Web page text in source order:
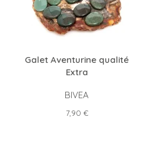
Galet Aventurine qualité
Extra
BIVEA
Prix
7,90 €